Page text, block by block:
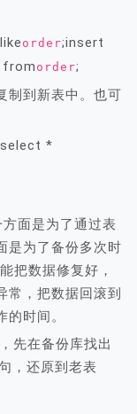
order;insert
from order;
制到新表中。也可
*
面是为了通过表
是为了备份多次时
把数据修复好，
常，把数据回滚到
时间。
先在备份库找出
，还原到老表